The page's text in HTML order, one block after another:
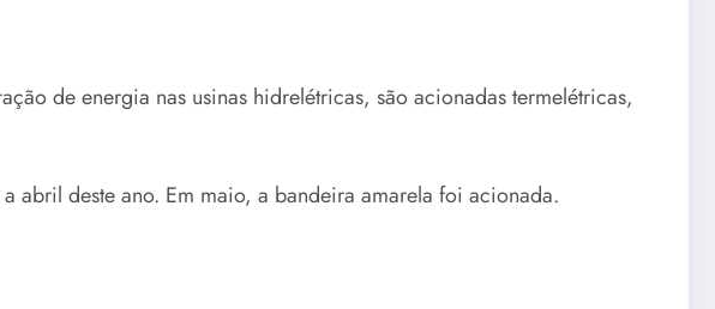
de energia nas usinas hidrelétricas, são acionadas termelétricas,
abril deste ano. Em maio, a bandeira amarela foi acionada.